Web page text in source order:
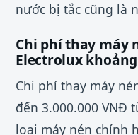
nước bị tắc cũng là
Chi phí thay máy
Electrolux
Chi phí thay máy
đến 3.000.000 VNĐ
loại máy nén chính